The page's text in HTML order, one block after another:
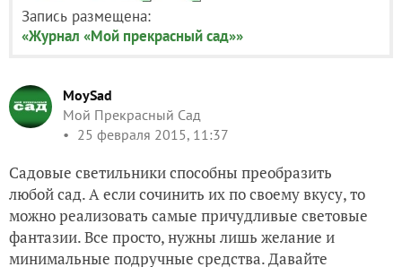
Запись размещена:
«Журнал «Мой прекрасный сад»»
MoySad
Мой Прекрасный Сад
25 февраля 2015, 11:37
Садовые светильники способны преобразить
любой сад. А если сочинить их по своему вкусу, то
можно реализовать самые причудливые световые
фантазии. Все просто, нужны лишь желание и
минимальные подручные средства. Давайте